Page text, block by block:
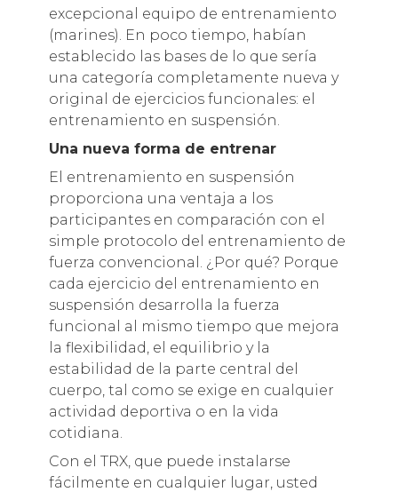
excepcional equipo de entrenamiento
(marines). En poco tiempo, habían
establecido las bases de lo que sería
una categoría completamente nueva y
original de ejercicios funcionales: el
entrenamiento en suspensión.
Una nueva forma de entrenar
El entrenamiento en suspensión
proporciona una ventaja a los
participantes en comparación con el
simple protocolo del entrenamiento de
fuerza convencional. ¿Por qué? Porque
cada ejercicio del entrenamiento en
suspensión desarrolla la fuerza
funcional al mismo tiempo que mejora
la flexibilidad, el equilibrio y la
estabilidad de la parte central del
cuerpo, tal como se exige en cualquier
actividad deportiva o en la vida
cotidiana.
Con el TRX, que puede instalarse
fácilmente en cualquier lugar, usted